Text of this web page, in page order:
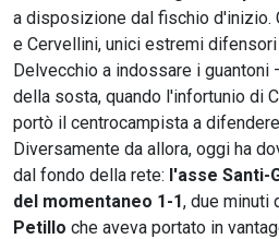
a disposizione dal fischio d'inizio.
e Cervellini, unici estremi
Delvecchio a indossare i guantoni
della sosta, quando l'infortunio di
portò il centrocampista a
Diversamente da allora, oggi ha
dal fondo della rete: l'asse Santi-
del momentaneo 1-1, due minuti
Petillo che aveva portato in